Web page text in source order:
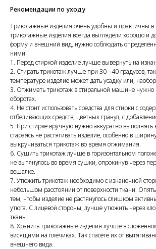
Рекомендации по уходу
Трикотажные изделия очень удобны и практичны в
трикотажные изделия всегда выглядели хорошо и
форму и внешний вид, нужно соблюдать
ними:
1. Перед стиркой изделие лучше вывернуть на
2. Стирать трикотаж лучше при 30 - 40 градусов,
температуре изделие может дать усадку или,
3. Отжимать трикотаж в стиральной машине
оборотах.
4. Не стоит использовать средства для стирки с
отбеливающих средств, цветных гранул, с
5. При стирке вручную нужно аккуратно выполнять
стараясь не растягивать изделие, особенно в
выкручиваться трикотаж во время отжимания.
6. Сушить трикотаж лучше в горизонтальном
не вытянулось во время сушки, опрокинув через
вешалке.
7. Утюжить трикотаж необходимо с изнаночной
небольшом расстоянии от поверхности ткани.
тем, чтобы изделие не растянулось слишком
утюга. С лицевой стороны, лучше утюжить через
ткань.
8. Хранить трикотажные изделия лучше в
висящими на плечиках. Так спасёте их от
внешнего вида.